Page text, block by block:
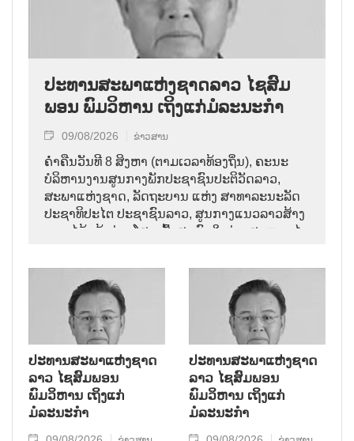
ປະທານສະພາແຫ່ງຊາດລາວ ໄຊສົມ
ພອນ ພົມວິຫານ ເຖິງແກ່ມໍລະນະກຳ
09/08/2026 ຂ່າວສານ
ຄ່ຳຄືນວັນທີ 8 ສິງຫາ (ຕາມເວລາທ້ອງຖິ່ນ), ຄະນະ
ບໍລິຫານງານສູນກາງພັກປະຊາຊົນປະຕິວັດລາວ,
ສະພາແຫ່ງຊາດ, ລັດຖະບານ ແຫ່ງ ສາທາລະນະລັດ
ປະຊາທິປະໄຕ ປະຊາຊົນລາວ, ສູນກາງແນວລາວສ້າງ
ຊາດ ໄດ້ແຈ້ງຂ່າວໂສກເສົ້າສະຫຼົດໃຈວ່າ: ສະຫາຍ ໄຊ
ໄດ້ເຖິງແກ່ມໍລະນະກຳ ໃນອາຍຸ 70 ປີ, ຫຼັງຈາກປ່ວຍ
ຮ້າຍແຮງມາເປັນໄລຍະໜຶ່ງ.
ປະທານສະພາແຫ່ງຊາດ
ລາວ ໄຊສົມພອນ
ພົມວິຫານ ເຖິງແກ່
ມໍລະນະກຳ
ປະທານສະພາແຫ່ງຊາດ
ລາວ ໄຊສົມພອນ
ພົມວິຫານ ເຖິງແກ່
ມໍລະນະກຳ